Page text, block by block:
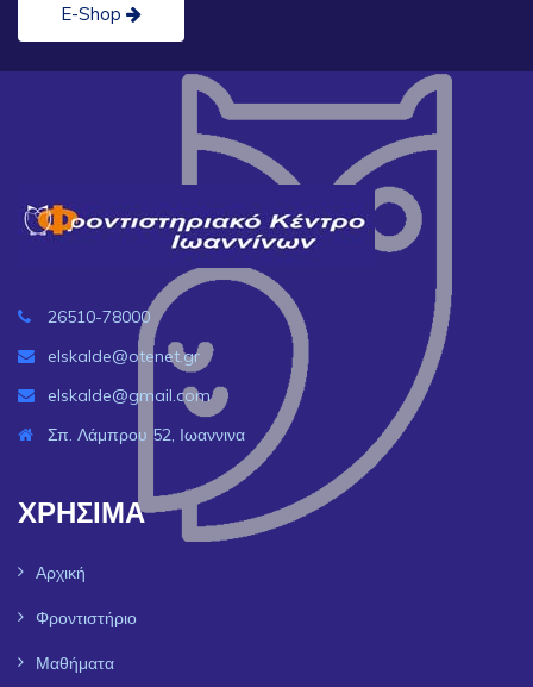
E-Shop
26510-78000
elskalde@otenet.gr
elskalde@gmail.com
Σπ. Λάμπρου 52, Ιωαννινα
ΧΡΗΣΙΜΑ
Αρχική
Φροντιστήριο
Μαθήματα